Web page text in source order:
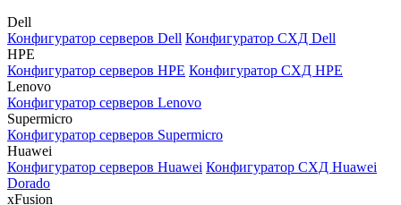
Dell
Конфигуратор серверов Dell Конфигуратор СХД Dell
HPE
Конфигуратор серверов HPE Конфигуратор СХД HPE
Lenovo
Конфигуратор серверов Lenovo
Supermicro
Конфигуратор серверов Supermicro
Huawei
Конфигуратор серверов Huawei Конфигуратор СХД Huawei
Dorado
xFusion